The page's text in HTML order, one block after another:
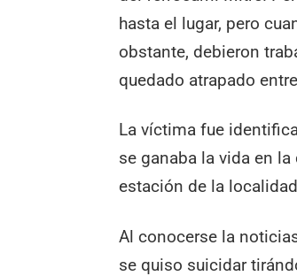
hasta el lugar, pero
obstante, debieron
quedado atrapado
La víctima fue
se ganaba la vida en
estación de la
Al conocerse la
se quiso suicidar